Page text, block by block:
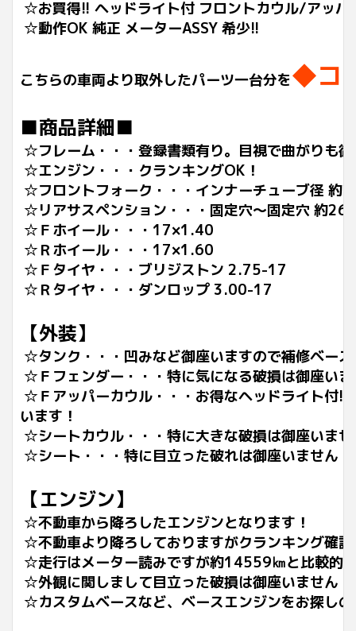
☆お買得!! ヘッドライト付 フロントカウル/アッパ
☆動作OK 純正 メーターASSY 希少!!
こちらの車両より取外したパーツ一台分を◆コ
■商品詳細■
☆フレーム・・・登録書類有り。目視で曲がりも
☆エンジン・・・クランキングOK！
☆フロントフォーク・・・インナーチューブ径
☆リアサスペンション・・・固定穴～固定穴 約
☆Ｆホイール・・・17×1.40
☆Ｒホイール・・・17×1.60
☆Ｆタイヤ・・・ブリジストン 2.75-17
☆Ｒタイヤ・・・ダンロップ 3.00-17
【外装】
☆タンク・・・凹みなど御座いますので補修ベー
☆Ｆフェンダー・・・特に気になる破損は御座い
☆Ｆアッパーカウル・・・お得なヘッドライト付!!
います！
☆シートカウル・・・特に大きな破損は御座いま
☆シート・・・特に目立った破れは御座いません！
【エンジン】
☆不動車から降ろしたエンジンとなります！
☆不動車より降ろしておりますがクランキング確
☆走行はメーター読みですが約14559㎞と比較的
☆外観に関しまして目立った破損は御座いません！
☆カスタムベースなど、ベースエンジンをお探し